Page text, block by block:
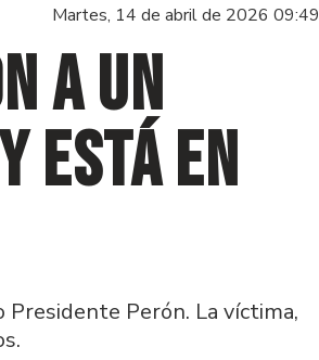
Martes, 14 de abril de 2026 09:49
a un
está en
Perón. La víctima,